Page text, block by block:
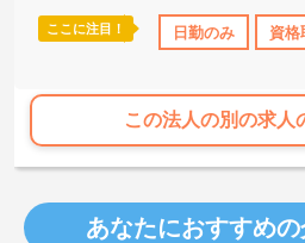
年間休日110日以上 ブランク
ここに注目！ 日勤のみ 資格
この法人の別の求人
あなたにおすすめ